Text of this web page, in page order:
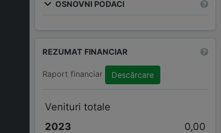
OSNOVNI PODACI
REZUMAT FINANCIAR
Raport financiar Descărcare
Venituri totale
0,00